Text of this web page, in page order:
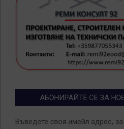
АБОНИРАЙТЕ СЕ ЗА
Въведете своя имейл адрес,